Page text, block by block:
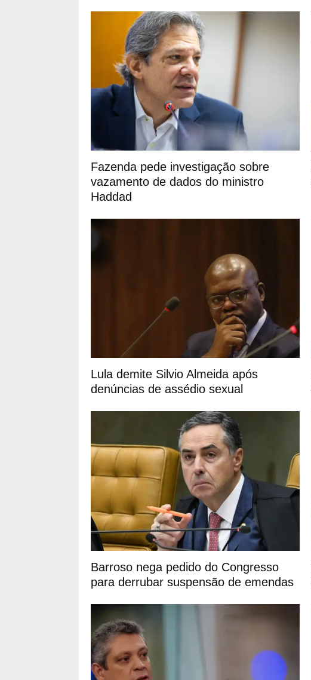
Fazenda pede investigação sobre
vazamento de dados do ministro
Haddad
Lula demite Silvio Almeida após
denúncias de assédio sexual
Barroso nega pedido do Congresso
para derrubar suspensão de emendas